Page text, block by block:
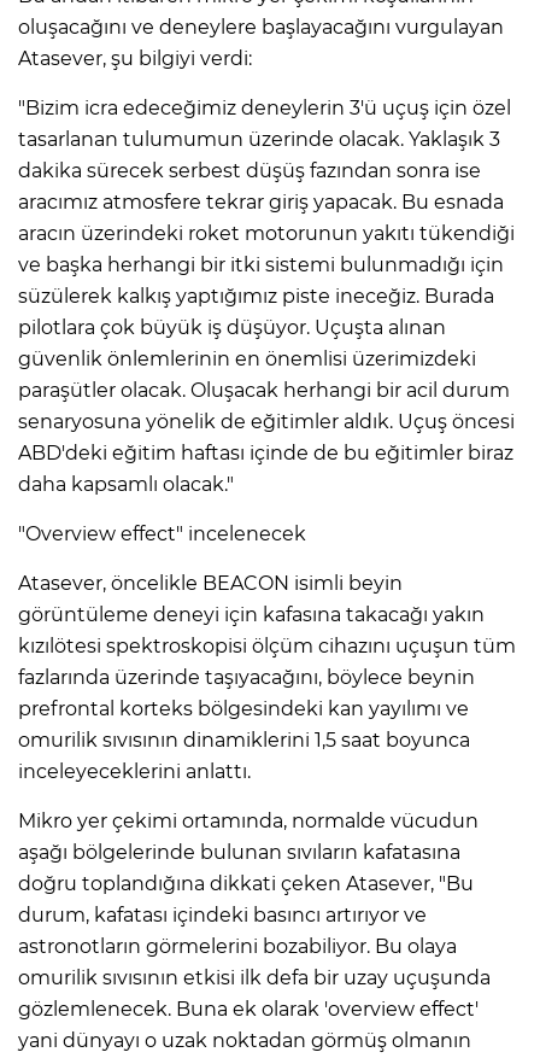
oluşacağını ve deneylere başlayacağını vurgulayan
Atasever, şu bilgiyi verdi:
"Bizim icra edeceğimiz deneylerin 3'ü uçuş için özel
tasarlanan tulumumun üzerinde olacak. Yaklaşık 3
dakika sürecek serbest düşüş fazından sonra ise
aracımız atmosfere tekrar giriş yapacak. Bu esnada
aracın üzerindeki roket motorunun yakıtı tükendiği
ve başka herhangi bir itki sistemi bulunmadığı için
süzülerek kalkış yaptığımız piste ineceğiz. Burada
pilotlara çok büyük iş düşüyor. Uçuşta alınan
güvenlik önlemlerinin en önemlisi üzerimizdeki
paraşütler olacak. Oluşacak herhangi bir acil durum
senaryosuna yönelik de eğitimler aldık. Uçuş öncesi
ABD'deki eğitim haftası içinde de bu eğitimler biraz
daha kapsamlı olacak."
"Overview effect" incelenecek
Atasever, öncelikle BEACON isimli beyin
görüntüleme deneyi için kafasına takacağı yakın
kızılötesi spektroskopisi ölçüm cihazını uçuşun tüm
fazlarında üzerinde taşıyacağını, böylece beynin
prefrontal korteks bölgesindeki kan yayılımı ve
omurilik sıvısının dinamiklerini 1,5 saat boyunca
inceleyeceklerini anlattı.
Mikro yer çekimi ortamında, normalde vücudun
aşağı bölgelerinde bulunan sıvıların kafatasına
doğru toplandığına dikkati çeken Atasever, "Bu
durum, kafatası içindeki basıncı artırıyor ve
astronotların görmelerini bozabiliyor. Bu olaya
omurilik sıvısının etkisi ilk defa bir uzay uçuşunda
gözlemlenecek. Buna ek olarak 'overview effect'
yani dünyayı o uzak noktadan görmüş olmanın